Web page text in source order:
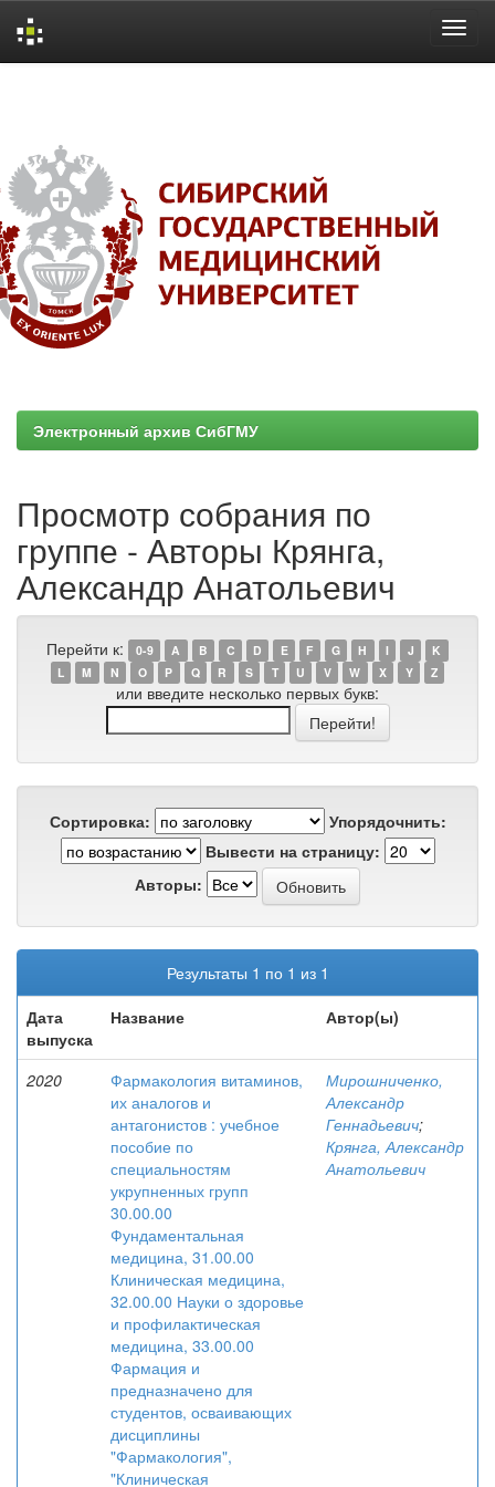
Электронный архив СибГМУ
Просмотр собрания по
группе - Авторы Крянга,
Александр Анатольевич
Перейти к: 0-9 A B C D E F G H I J
K
L
M N O P Q R S T U V W X Y Z
или введите несколько первых букв:
Сортировка:
Упорядочнить:
Вывести на страницу:
Авторы:
Результаты 1 по 1 из 1
Дата
выпуска
Название Автор(ы)
2020
Фармакология витаминов,
их аналогов и
антагонистов : учебное
пособие по
специальностям
укрупненных групп
30.00.00
Фундаментальная
медицина, 31.00.00
Клиническая медицина,
32.00.00 Науки о здоровье
и профилактическая
медицина, 33.00.00
Фармация и
предназначено для
студентов, осваивающих
дисциплины
"Фармакология",
"Клиническая
Мирошниченко,
Александр
Геннадьевич;
Крянга, Александр
Анатольевич